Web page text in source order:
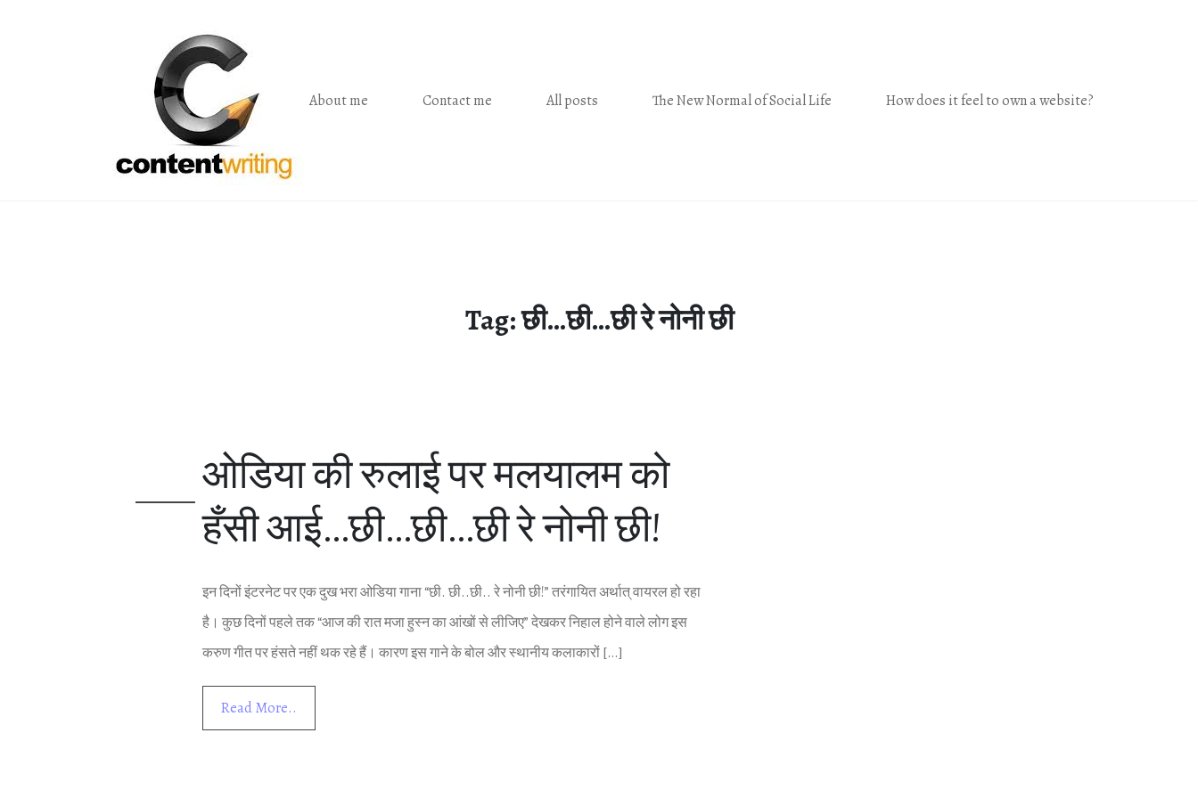
About me
Contact me All posts The New Normal of Social Life How does it feel to own a website?
Tag:छी…छी…छी रे नोनी छी
ओडिया की रुलाई पर मलयालम को
हँसी आई…छी…छी…छी रे नोनी छी!
इन दिनों इंटरनेट पर एक दुख भरा ओडिया गाना “छी. छी..छी.. रे नोनी छी!” तरंगायित अर्थात् वायरल हो रहा
है। कुछ दिनों पहले तक “आज की रात मजा हुस्‍न का आंखों से लीजिए” देखकर निहाल होने वाले लोग इस
करुण गीत पर हंसते नहीं थक रहे हैं। कारण इस गाने के बोल और स्‍थानीय कलाकारों […]
Read More..